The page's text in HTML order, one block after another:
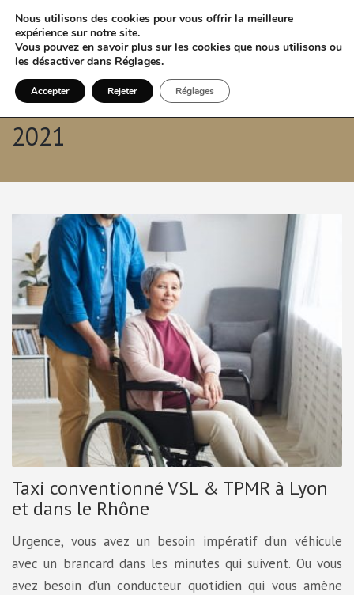
Archives mensuelles: février
2021
Taxi conventionné VSL & TPMR à Lyon
et dans le Rhône
Urgence, vous avez un besoin impératif d’un véhicule
avec un brancard dans les minutes qui suivent. Ou vous
avez besoin d’un conducteur quotidien qui vous amène
Nous utilisons des cookies pour vous offrir la meilleure
expérience sur notre site.
Vous pouvez en savoir plus sur les cookies que nous utilisons ou
les désactiver dans Réglages.
Accepter Rejeter Réglages